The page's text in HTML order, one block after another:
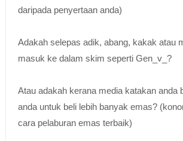
daripada penyertaan anda)
Adakah selepas adik, abang, kakak atau
masuk ke dalam skim seperti Gen_v_?
Atau adakah kerana media katakan anda
anda untuk beli lebih banyak emas?
cara pelaburan emas terbaik)